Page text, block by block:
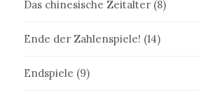
Das chinesische Zeitalter (8)
Ende der Zahlenspiele! (14)
Endspiele (9)